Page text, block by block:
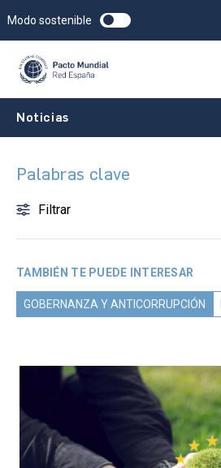
Modo sostenible
Noticias
Palabras clave
Filtrar
TAMBIÉN TE PUEDE INTERESAR
GOBERNANZA Y ANTICORRUPCIÓN